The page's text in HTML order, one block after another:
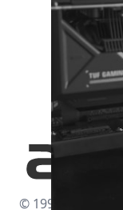
© 1997-2026